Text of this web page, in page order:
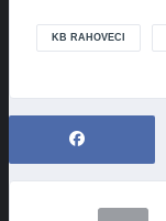
KB RAHOVECI